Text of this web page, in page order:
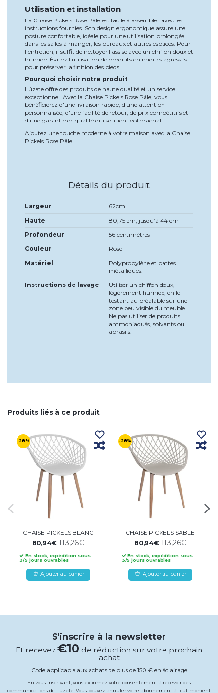
Utilisation et installation
La Chaise Pickels Rose Pâle est facile à assembler avec les
instructions fournies. Son design ergonomique assure une
posture confortable, idéale pour une utilisation prolongée
dans les salles à manger, les bureaux et autres espaces. Pour
l'entretien, il suffit de nettoyer l'assise avec un chiffon doux et
humide. Évitez l'utilisation de produits chimiques agressifs
pour préserver la finition des pieds.
Pourquoi choisir notre produit
Lúzete offre des produits de haute qualité et un service
exceptionnel. Avec la Chaise Pickels Rose Pâle, vous
bénéficierez d'une livraison rapide, d'une attention
personnalisée, d'une facilité de retour, de prix compétitifs et
d'une garantie de qualité qui soutient votre achat.
Ajoutez une touche moderne à votre maison avec la Chaise
Pickels Rose Pâle!
Détails du produit
Largeur
62cm
Haute
80,75 cm, jusqu’à 44 cm
Profondeur
56 centimètres
Couleur
Rose
Matériel
Polypropylène et pattes
métalliques.
Instructions de lavage
Utiliser un chiffon doux,
légèrement humide, en le
testant au préalable sur une
zone peu visible du meuble.
Ne pas utiliser de produits
ammoniaqués, solvants ou
abrasifs.
Produits liés à ce produit
-28%
CHAISE PICKELS BLANC
80,94€113,26€
En stock, expédition sous
3/5 jours ouvrables
Ajouter au panier
-28%
CHAISE PICKELS SABLE
80,94€ 113,26€
En stock, expédition sous
3/5 jours ouvrables
Ajouter au panier
S'inscrire à la newsletter
Et recevez €10 de réduction sur votre prochain
achat
Code applicable aux achats de plus de 150 € en éclairage
En vous inscrivant, vous exprimez votre consentement à recevoir des
communications de Lúzete. Vous pouvez annuler votre abonnement à tout moment